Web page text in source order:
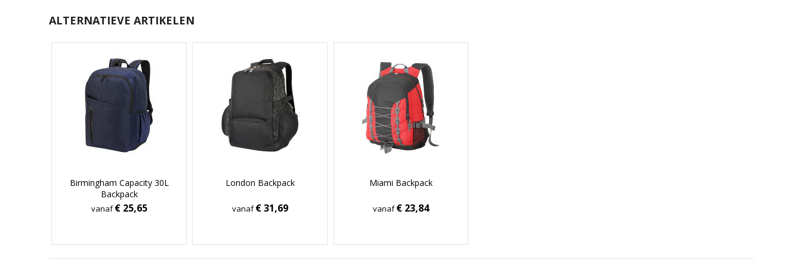
ALTERNATIEVE ARTIKELEN
Birmingham Capacity 30L
Backpack
vanaf€ 25,65
London Backpack
vanaf€ 31,69
Miami Backpack
vanaf€ 23,84